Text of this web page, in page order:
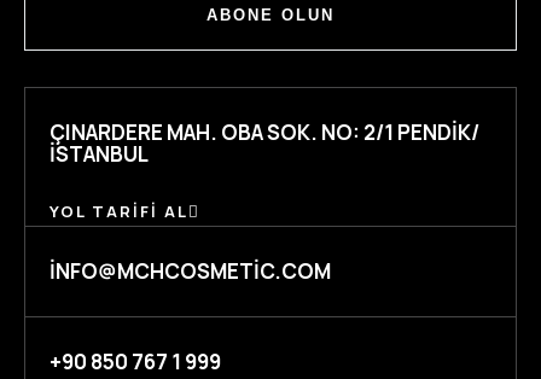
ABONE OLUN
ÇINARDERE MAH. OBA SOK. NO: 2/1 PENDIK/
İSTANBUL
YOL TARIFI AL
INFO@MCHCOSMETIC.COM
+90 850 767 1 999